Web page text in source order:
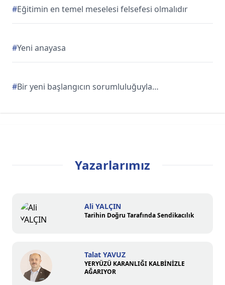
#Eğitimin en temel meselesi felsefesi olmalıdır
#Yeni anayasa
#Bir yeni başlangıcın sorumluluğuyla…
Yazarlarımız
Ali YALÇIN
Tarihin Doğru Tarafında Sendikacılık
Talat YAVUZ
YERYÜZÜ KARANLIĞI KALBİNİZLE
AĞARIYOR